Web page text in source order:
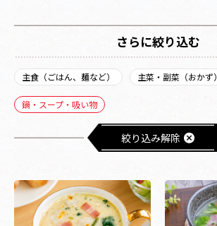
さらに絞り込む
主食（ごはん、麺など） 主菜・副菜（おかず）
鍋・スープ・吸い物
絞り込み解除